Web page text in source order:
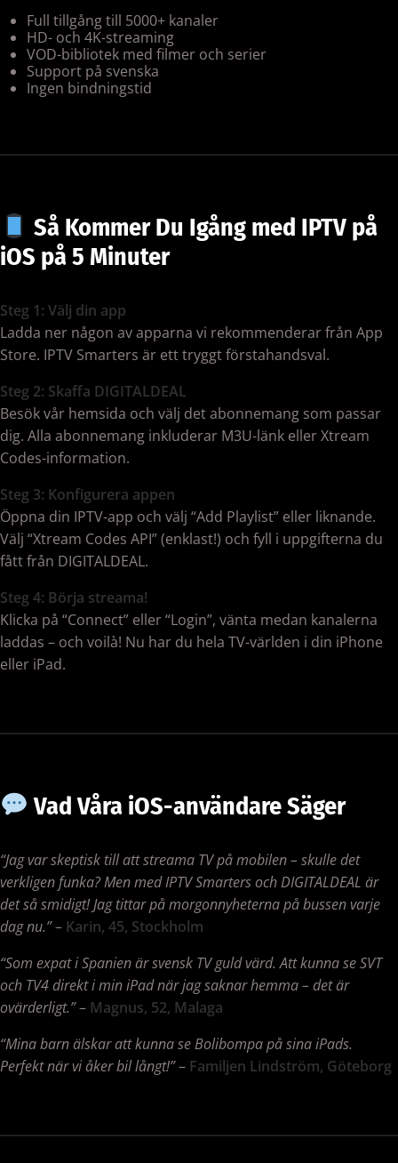
Full tillgång till 5000+ kanaler
HD- och 4K-streaming
VOD-bibliotek med filmer och serier
Support på svenska
Ingen bindningstid
Så Kommer Du Igång med IPTV på
iOS på 5 Minuter
Steg 1: Välj din app
Ladda ner någon av apparna vi rekommenderar från App
Store. IPTV Smarters är ett tryggt förstahandsval.
Steg 2: Skaffa DIGITALDEAL
Besök vår hemsida och välj det abonnemang som passar
dig. Alla abonnemang inkluderar M3U-länk eller Xtream
Codes-information.
Steg 3: Konfigurera appen
Öppna din IPTV-app och välj “Add Playlist” eller liknande.
Välj “Xtream Codes API” (enklast!) och fyll i uppgifterna du
fått från DIGITALDEAL.
Steg 4: Börja streama!
Klicka på “Connect” eller “Login”, vänta medan kanalerna
laddas – och voilà! Nu har du hela TV-världen i din iPhone
eller iPad.
Vad Våra iOS-användare Säger
“Jag var skeptisk till att streama TV på mobilen – skulle det
verkligen funka? Men med IPTV Smarters och DIGITALDEAL är
det så smidigt! Jag tittar på morgonnyheterna på bussen varje
dag nu.”– Karin, 45, Stockholm
“Som expat i Spanien är svensk TV guld värd. Att kunna se SVT
och TV4 direkt i min iPad när jag saknar hemma – det är
ovärderligt.”– Magnus, 52, Malaga
“Mina barn älskar att kunna se Bolibompa på sina iPads.
Perfekt när vi åker bil långt!”– Familjen Lindström, Göteborg